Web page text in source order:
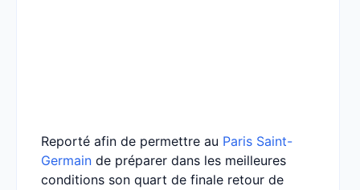
Reporté afin de permettre au Paris Saint-
Germain de préparer dans les meilleures
conditions son quart de finale retour de